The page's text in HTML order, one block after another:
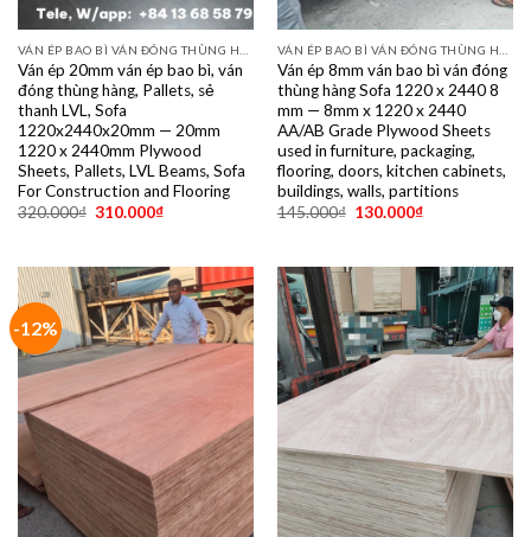
Ván ép 20mm ván ép bao bì, ván
đóng thùng hàng, Pallets, sẻ
thanh LVL, Sofa
1220x2440x20mm — 20mm
1220 x 2440mm Plywood
Sheets, Pallets, LVL Beams, Sofa
For Construction and Flooring
320.000₫ 310.000₫
Ván ép 8mm ván bao bì ván đóng
thùng hàng Sofa 1220 x 2440 8
mm — 8mm x 1220 x 2440
AA/AB Grade Plywood Sheets
used in furniture, packaging,
flooring, doors, kitchen cabinets,
buildings, walls, partitions
145.000₫ 130.000₫
-12%